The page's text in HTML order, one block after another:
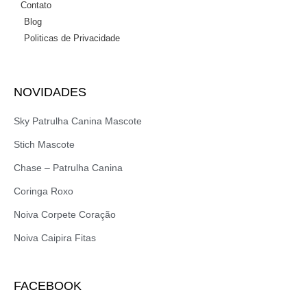
Contato
Blog
Politicas de Privacidade
NOVIDADES
Sky Patrulha Canina Mascote
Stich Mascote
Chase – Patrulha Canina
Coringa Roxo
Noiva Corpete Coração
Noiva Caipira Fitas
FACEBOOK